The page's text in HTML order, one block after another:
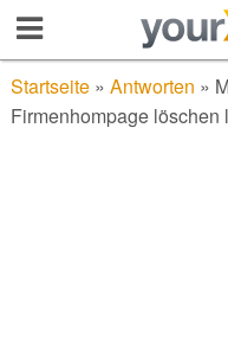
Startseite» Antworten »
Firmenhompage löschen